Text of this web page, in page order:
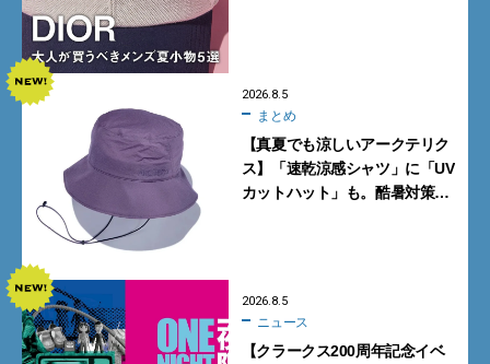
2026.8.5
まとめ
【真夏でも涼しいアークテリク
ス】「速乾涼感シャツ」に「UV
カットハット」も。酷暑対策に
2026.8.5
ニュース
【クラークス200周年記念イベ